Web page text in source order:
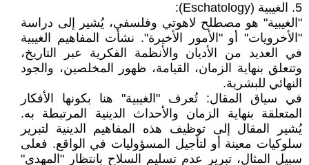
5. الغيبية (Eschatology):
"الغيبية" هو مصطلح لاهوتي وفلسفي، يُشير إلى دراسة
"الأخرويات" أو "الأمور الأخيرة". نشأت المفاهيم الغيبية
في العديد من الأديان والأنظمة الفكرية عبر التاريخ،
وتتعلق بنهاية الزمان، القيامة، ظهور المخلصين، والجود
النهائي للبشرية.
في سياق المقال: تُعرف "الغيبية" هنا بكونها الأفكار
المتعلقة بنهاية الزمان والأحداث الدينية المرتبطة به.
يُشير المقال إلى توظيف هذه المفاهيم الدينية لتبرير
سلوكيات معينة أو لتأجيل المسؤوليات في الواقع. فعلى
سبيل المثال، تبرير عدم تسليم السلاح بانتظار "المهدي"